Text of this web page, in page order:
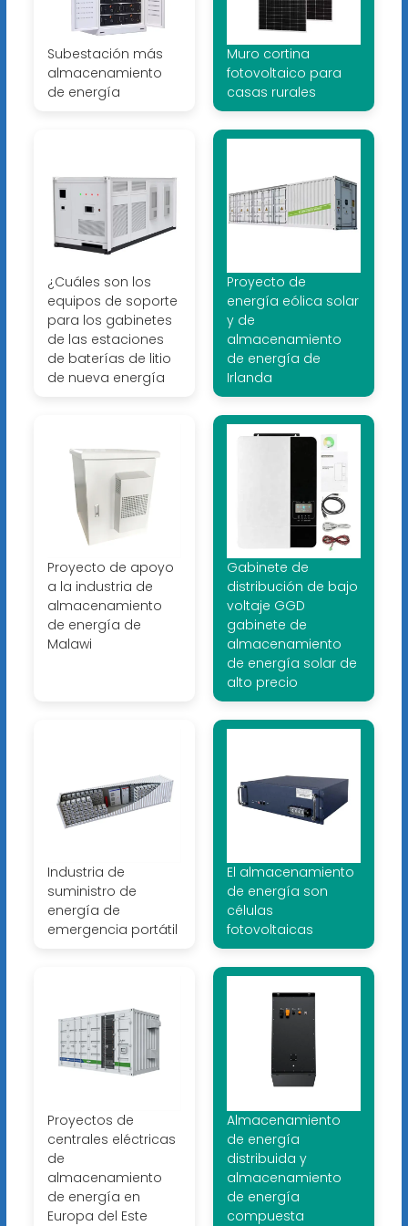
Subestación más
almacenamiento
de energía
Muro cortina
fotovoltaico para
casas rurales
¿Cuáles son los
equipos de soporte
para los gabinetes
de las estaciones
de baterías de litio
de nueva energía
Proyecto de
energía eólica solar
y de
almacenamiento
de energía de
Irlanda
Proyecto de apoyo
a la industria de
almacenamiento
de energía de
Malawi
Gabinete de
distribución de bajo
voltaje GGD
gabinete de
almacenamiento
de energía solar de
alto precio
Industria de
suministro de
energía de
emergencia portátil
El almacenamiento
de energía son
células
fotovoltaicas
Proyectos de
centrales eléctricas
de
almacenamiento
de energía en
Europa del Este
Almacenamiento
de energía
distribuida y
almacenamiento
de energía
compuesta